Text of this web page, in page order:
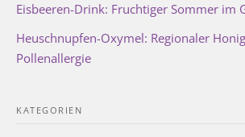
Eisbeeren-Drink: Fruchtiger Sommer im
Heuschnupfen-Oxymel: Regionaler
Pollenallergie
KATEGORIEN